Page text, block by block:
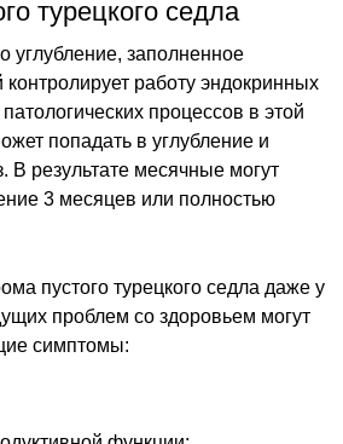
турецкого седла
углубление, заполненное
работу эндокринных
процессов в этой
попадать в углубление и
В результате месячные могут
3 месяцев или полностью
пустого турецкого седла даже у
проблем со здоровьем могут
симптомы: